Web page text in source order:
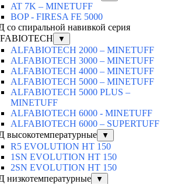
AT 7K – MINETUFF
BOP - FIRESA FE 5000
со спиральной навивкой серия
▼
ALFABIOTECH 2000 – MINETUFF
ALFABIOTECH 3000 – MINETUFF
ALFABIOTECH 4000 – MINETUFF
ALFABIOTECH 5000 – MINETUFF
ALFABIOTECH 5000 PLUS –
MINETUFF
ALFABIOTECH 6000 - MINETUFF
ALFABIOTECH 6000 – SUPERTUFF
высокотемпературные
▼
R5 EVOLUTION HT 150
1SN EVOLUTION HT 150
2SN EVOLUTION HT 150
низкотемпературные
▼